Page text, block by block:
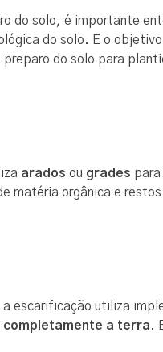
do solo, é importante
do solo. E o
do solo para
arados ou grades
matéria orgânica e
escarificação utiliza
completamente a terra.